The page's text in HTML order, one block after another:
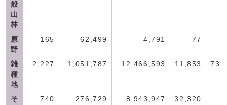
般
山
林
原
野
165 62,499 4,791 77
雑
種
地
2,227 1,051,787 12,466,593 11,853
そ
740 276,729 8,943,947 32,320